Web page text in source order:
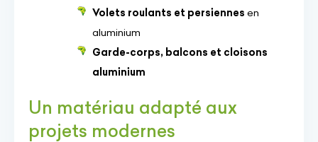
Volets roulants et persiennes en
aluminium
Garde-corps, balcons et cloisons
aluminium
Un matériau adapté aux
projets modernes